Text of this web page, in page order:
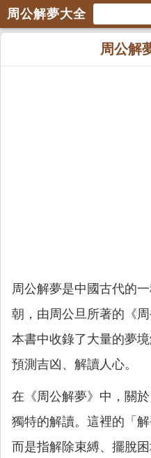
周公解夢大全
周公解
周公解夢是中國古代的
朝，由周公旦所著的《
本書中收錄了大量的夢
預測吉凶、解讀人心。
在《周公解夢》中，關
獨特的解讀。這裡的「
而是指解除束縛、擺脫